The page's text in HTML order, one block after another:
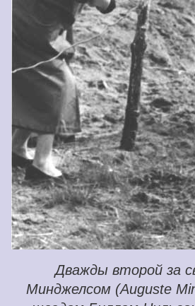
Дважды второй за
Минджелсом (Auguste